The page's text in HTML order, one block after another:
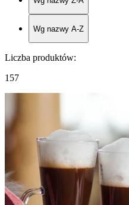
Wg nazwy A-Z
Liczba produktów:
157